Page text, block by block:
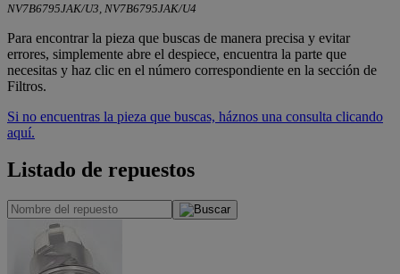
NV7B6795JAK/U3, NV7B6795JAK/U4
Para encontrar la pieza que buscas de manera precisa y evitar
errores, simplemente abre el despiece, encuentra la parte que
necesitas y haz clic en el número correspondiente en la sección de
Filtros.
Si no encuentras la pieza que buscas, háznos una consulta clicando
aquí.
Listado de repuestos